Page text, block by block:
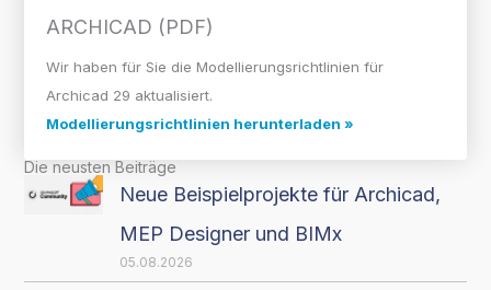
ARCHICAD (PDF)
Wir haben für Sie die Modellierungsrichtlinien für
Archicad 29 aktualisiert.
Modellierungsrichtlinien herunterladen »
Die neusten Beiträge
Neue Beispielprojekte für Archicad,
MEP Designer und BIMx
05.08.2026